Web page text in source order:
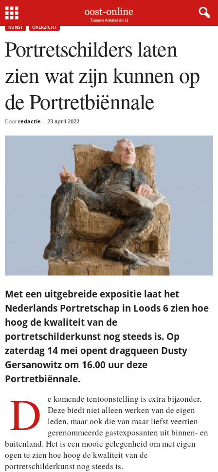
Home Portretschilders laten zien wat zijn kunnen op de Portretbiënnale
KUNST OVERZICHT
Portretschilders laten
zien wat zijn kunnen op
de Portretbiënnale
Door redactie - 23 april 2022
Met een uitgebreide expositie laat het
Nederlands Portretschap in Loods 6 zien hoe
hoog de kwaliteit van de
portretschilderkunst nog steeds is. Op
zaterdag 14 mei opent dragqueen Dusty
Gersanowitz om 16.00 uur deze
Portretbiënnale.
D
e komende tentoonstelling is extra bijzonder.
Deze biedt niet alleen werken van de eigen
leden, maar ook die van maar liefst veertien
gerenommeerde gastexposanten uit binnen- en
buitenland. Het is een mooie gelegenheid om met eigen
ogen te zien hoe hoog de kwaliteit van de
portretschilderkunst nog steeds is.